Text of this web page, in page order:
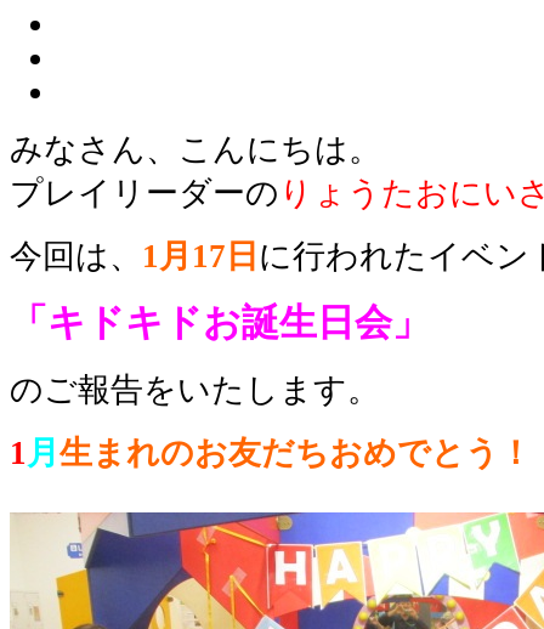
みなさん、こんにちは。
プレイリーダーの りょうたおにい
今回は、 1月17日 に行われたイベン
「キドキドお誕生日会」
のご報告をいたします。
1 月 生まれのお友だちおめでとう！